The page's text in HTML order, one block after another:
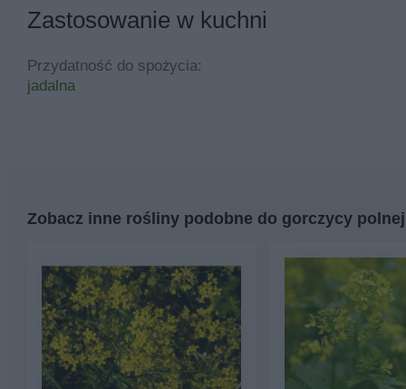
Zastosowanie w kuchni
Przydatność do spożycia:
jadalna
Zobacz inne rośliny podobne do gorczycy polnej